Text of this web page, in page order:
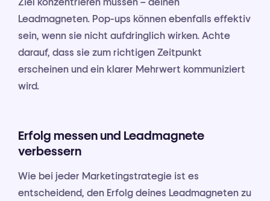
Leadmagneten. Pop-ups können ebenfalls effektiv
sein, wenn sie nicht aufdringlich wirken. Achte
darauf, dass sie zum richtigen Zeitpunkt
erscheinen und ein klarer Mehrwert kommuniziert
wird.
Erfolg messen und Leadmagnete
verbessern
Wie bei jeder Marketingstrategie ist es
entscheidend, den Erfolg deines Leadmagneten zu